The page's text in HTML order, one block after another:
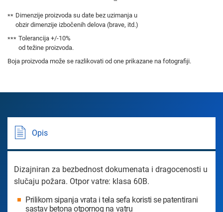
Dimenzije proizvoda su date bez uzimanja u
obzir dimenzije izbočenih delova (brave, itd.)
Tolerancija +/-10%
od težine proizvoda.
Boja proizvoda može se razlikovati od one prikazane na fotografiji.
Opis
Dizajniran za bezbednost dokumenata i dragocenosti u
slučaju požara. Otpor vatre: klasa 60B.
Prilikom sipanja vrata i tela sefa koristi se patentirani
sastav betona otpornog na vatru